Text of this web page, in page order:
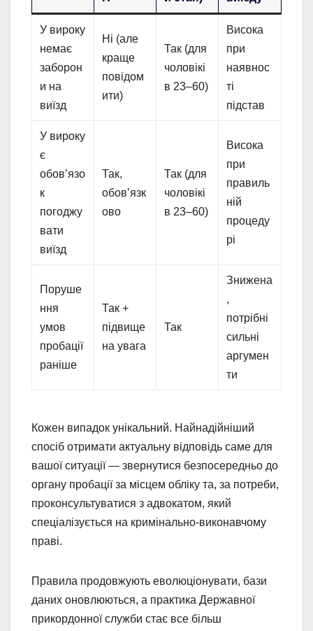
У вироку
немає
заборон
и на
виїзд
Ні (але
краще
повідом
ити)
Так (для
чоловікі
в 23–60)
Висока
при
наявнос
ті
підстав
У вироку
є
обов’язо
к
погоджу
вати
виїзд
Так,
обов’язк
ово
Так (для
чоловікі
в 23–60)
Висока
при
правиль
ній
процеду
рі
Поруше
ння
умов
пробації
раніше
Так +
підвище
на увага
Так
Знижена
,
потрібні
сильні
аргумен
ти
Кожен випадок унікальний. Найнадійніший
спосіб отримати актуальну відповідь саме для
вашої ситуації — звернутися безпосередньо до
органу пробації за місцем обліку та, за потреби,
проконсультуватися з адвокатом, який
спеціалізується на кримінально-виконавчому
праві.
Правила продовжують еволюціонувати, бази
даних оновлюються, а практика Державної
прикордонної служби стає все більш